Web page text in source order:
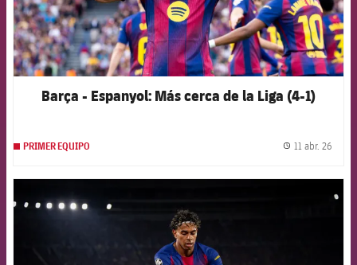
Barça - Espanyol: Más cerca de la Liga (4-1)
PRIMER EQUIPO 11 abr. 26